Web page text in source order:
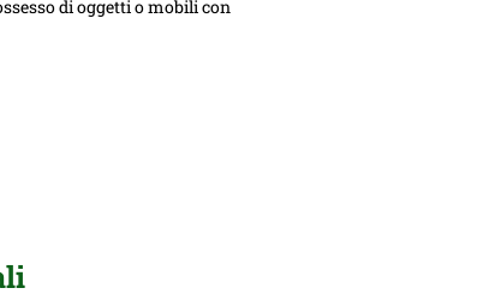
di oggetti o mobili con